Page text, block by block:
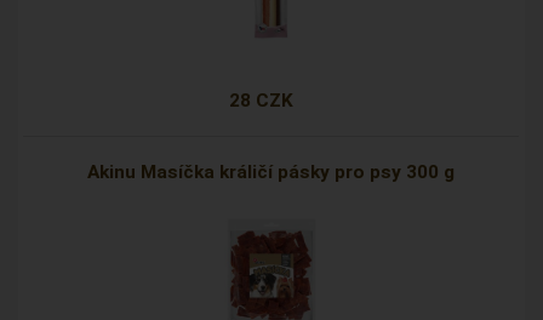
28 CZK
Akinu Masíčka králičí pásky pro psy 300 g